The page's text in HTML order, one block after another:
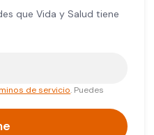
que Vida y Salud tiene
de servicio. Puedes